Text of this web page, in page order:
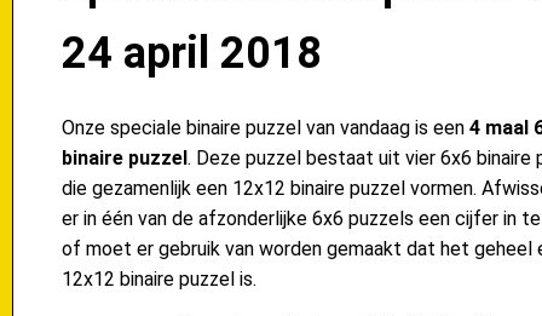
24 april 2018
Onze speciale binaire puzzel van vandaag is een 4 maal
binaire puzzel. Deze puzzel bestaat uit vier 6x6 binaire
die gezamenlijk een 12x12 binaire puzzel vormen.
er in één van de afzonderlijke 6x6 puzzels een cijfer in
of moet er gebruik van worden gemaakt dat het geheel
12x12 binaire puzzel is.